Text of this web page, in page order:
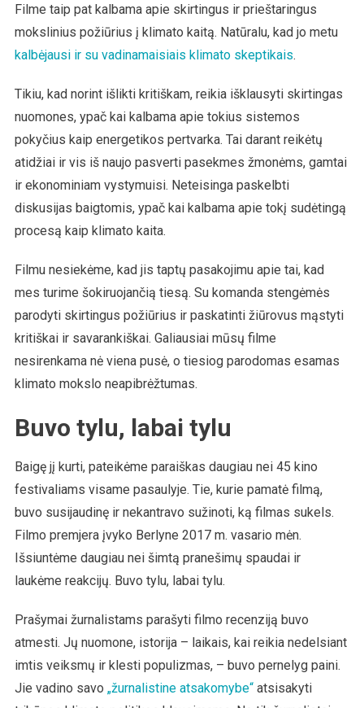
Filme taip pat kalbama apie skirtingus ir prieštaringus
mokslinius požiūrius į klimato kaitą. Natūralu, kad jo metu
kalbėjausi ir su vadinamaisiais klimato skeptikais.
Tikiu, kad norint išlikti kritiškam, reikia išklausyti skirtingas
nuomones, ypač kai kalbama apie tokius sistemos
pokyčius kaip energetikos pertvarka. Tai darant reikėtų
atidžiai ir vis iš naujo pasverti pasekmes žmonėms, gamtai
ir ekonominiam vystymuisi. Neteisinga paskelbti
diskusijas baigtomis, ypač kai kalbama apie tokį sudėtingą
procesą kaip klimato kaita.
Filmu nesiekėme, kad jis taptų pasakojimu apie tai, kad
mes turime šokiruojančią tiesą. Su komanda stengėmės
parodyti skirtingus požiūrius ir paskatinti žiūrovus mąstyti
kritiškai ir savarankiškai. Galiausiai mūsų filme
nesirenkama nė viena pusė, o tiesiog parodomas esamas
klimato mokslo neapibrėžtumas.
Buvo tylu, labai tylu
Baigę jį kurti, pateikėme paraiškas daugiau nei 45 kino
festivaliams visame pasaulyje. Tie, kurie pamatė filmą,
buvo susijaudinę ir nekantravo sužinoti, ką filmas sukels.
Filmo premjera įvyko Berlyne 2017 m. vasario mėn.
Išsiuntėme daugiau nei šimtą pranešimų spaudai ir
laukėme reakcijų. Buvo tylu, labai tylu.
Prašymai žurnalistams parašyti filmo recenziją buvo
atmesti. Jų nuomone, istorija – laikais, kai reikia nedelsiant
imtis veiksmų ir klesti populizmas, – buvo pernelyg paini.
Jie vadino savo „žurnalistine atsakomybe“atsisakyti